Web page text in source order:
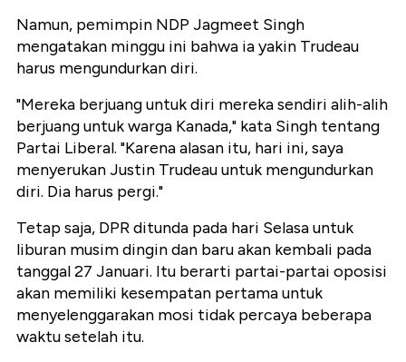
Namun, pemimpin NDP Jagmeet Singh
mengatakan minggu ini bahwa ia yakin Trudeau
harus mengundurkan diri.
"Mereka berjuang untuk diri mereka sendiri alih-alih
berjuang untuk warga Kanada," kata Singh tentang
Partai Liberal. "Karena alasan itu, hari ini, saya
menyerukan Justin Trudeau untuk mengundurkan
diri. Dia harus pergi."
Tetap saja, DPR ditunda pada hari Selasa untuk
liburan musim dingin dan baru akan kembali pada
tanggal 27 Januari. Itu berarti partai-partai oposisi
akan memiliki kesempatan pertama untuk
menyelenggarakan mosi tidak percaya beberapa
waktu setelah itu.